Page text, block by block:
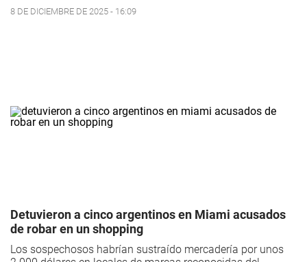
8 DE DICIEMBRE DE 2025 - 16:09
Detuvieron a cinco argentinos en Miami acusados
de robar en un shopping
Los sospechosos habrían sustraído mercadería por unos